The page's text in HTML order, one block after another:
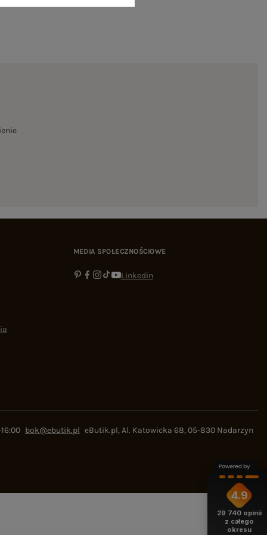
MEDIA SPOŁECZNOŚCIOWE
Linkedin
bok@ebutik.pl eButik.pl,Al. Katowicka 68,05-830 Nadarzyn
4.9
29 740 opinii
z całego
okresu